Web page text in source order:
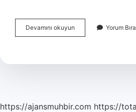
Devamını okuyun
Büyük
Birimi
Yorum
https://ajansmuhbir.com https://